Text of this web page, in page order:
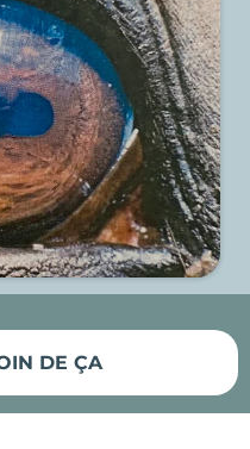
DE ÇA